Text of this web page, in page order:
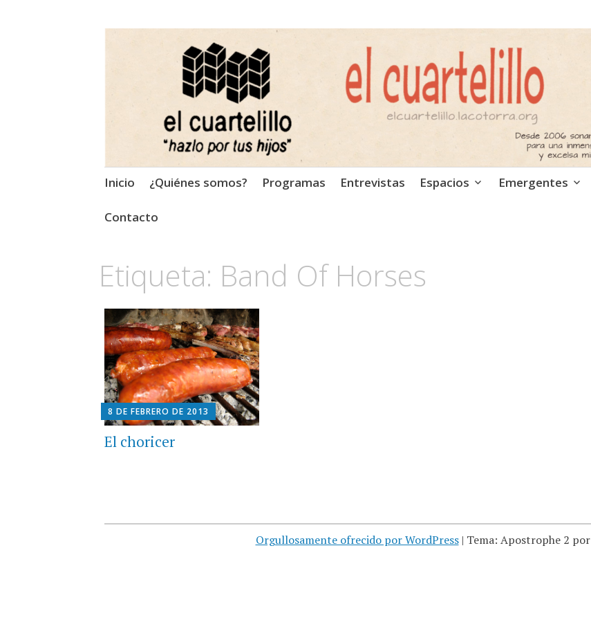
El Cuartelillo
Programa de radio de música independiente. Podcast
Saltar
contenido
Inicio ¿Quiénes somos? Programas Entrevistas Espacios Emergentes
Contacto
Etiqueta: Band Of Horses
8 DE FEBRERO DE 2013
El choricer
Orgullosamente ofrecido por WordPress | Tema: Apostrophe 2 por